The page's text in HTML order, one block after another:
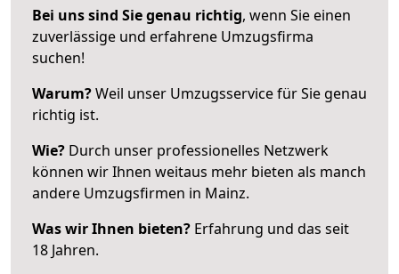
Bei uns sind Sie genau richtig, wenn Sie einen
zuverlässige und erfahrene Umzugsfirma
suchen!
Warum?Weil unser Umzugsservice für Sie genau
richtig ist.
Wie? Durch unser professionelles Netzwerk
können wir Ihnen weitaus mehr bieten als manch
andere Umzugsfirmen in Mainz.
Was wir Ihnen bieten? Erfahrung und das seit
18 Jahren.